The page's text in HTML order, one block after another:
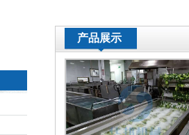
产品展示